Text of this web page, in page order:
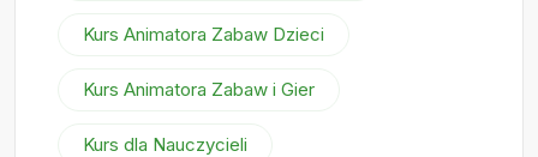
Kurs Animatora Zabaw Dzieci
Kurs Animatora Zabaw i Gier
Kurs dla Nauczycieli